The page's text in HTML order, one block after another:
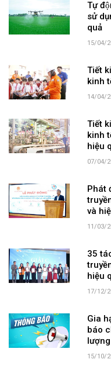
Tự
sử
quả
15/04/
Tiết
kinh
14/04/
Tiết
kinh
hiệu
07/04/
Phát
và
11/03/
35
hiệu
17/12/
Gia
báo
15/10/